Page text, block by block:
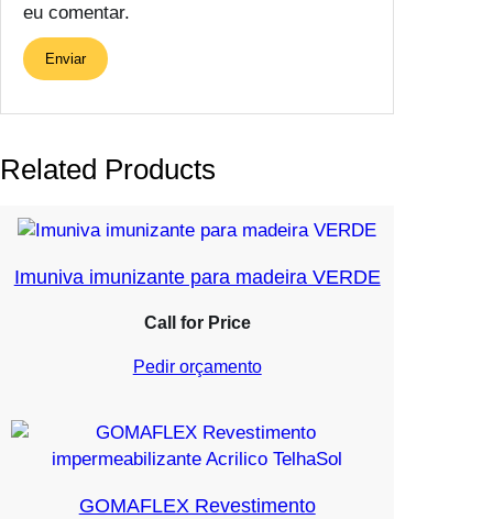
eu comentar.
Related Products
Imuniva imunizante para madeira VERDE
Call for Price
Pedir orçamento
GOMAFLEX Revestimento